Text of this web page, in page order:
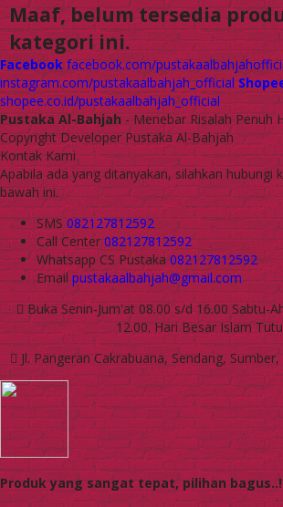
Maaf, belum tersedia
kategori ini.
Facebook facebook.com/
instagram.com/pustakaalbahjah_official
shopee.co.id/pustakaalbahjah_official
Pustaka Al-Bahjah- Menebar Risalah Penuh
Copyright Developer Pustaka Al-Bahjah
Kontak Kami
Apabila ada yang ditanyakan, silahkan hubungi
bawah ini.
SMS082127812592
Call Center082127812592
WhatsappCS Pustaka 082127812592
Emailpustakaalbahjah@gmail.com
Buka Senin-Jum'at 08.00 s/d 16.00 Sabtu-
12.00. Hari Besar Islam
Jl. Pangeran Cakrabuana, Sendang,
Produk yang sangat tepat, pilihan bagus..!